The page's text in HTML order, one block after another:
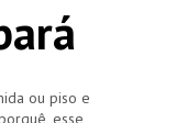
ou piso e
esse